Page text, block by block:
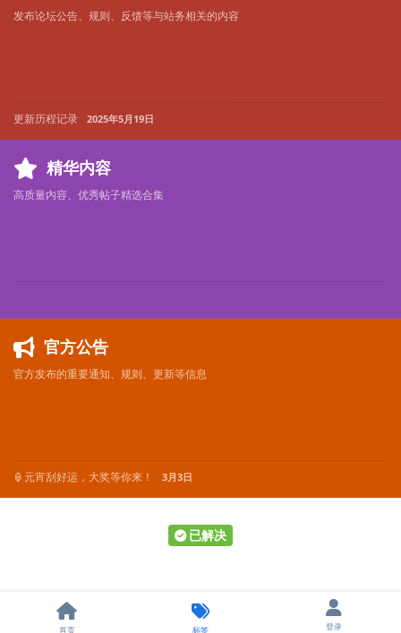
发布论坛公告、规则、反馈等与站务相关的内容
更新历程记录 2025年5月19日
精华内容
高质量内容、优秀帖子精选合集
官方公告
官方发布的重要通知、规则、更新等信息
🏮元宵刮好运，大奖等你来！ 3月3日
已解决
首页 标签 登录